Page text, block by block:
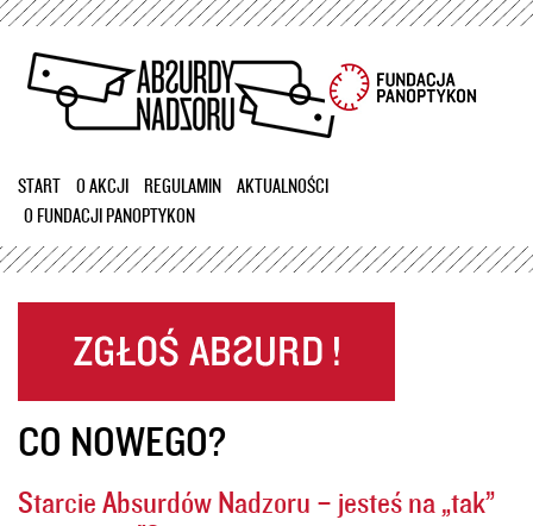
Przejdź
treści
START O AKCJI REGULAMIN
AKTUALNOŚCI
O FUNDACJI PANOPTYKON
CO NOWEGO?
Starcie Absurdów Nadzoru – jesteś na „tak”